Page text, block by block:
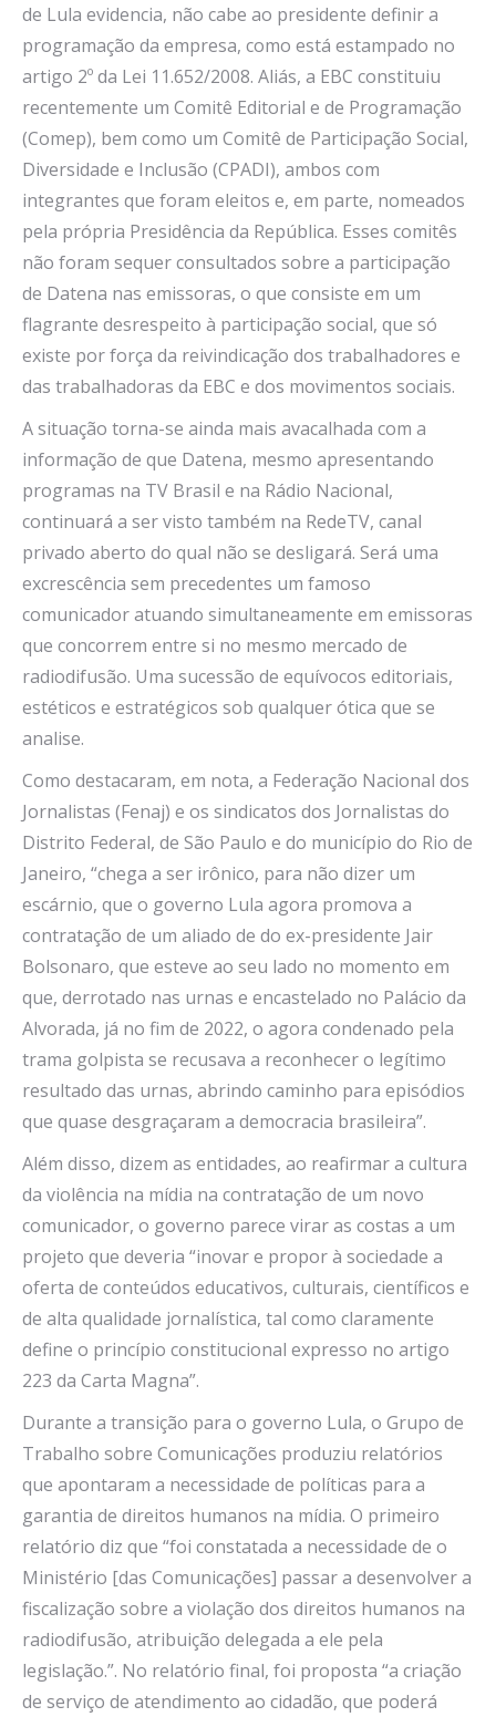
de Lula evidencia, não cabe ao presidente definir a
programação da empresa, como está estampado no
artigo 2º da Lei 11.652/2008. Aliás, a EBC constituiu
recentemente um Comitê Editorial e de Programação
(Comep), bem como um Comitê de Participação Social,
Diversidade e Inclusão (CPADI), ambos com
integrantes que foram eleitos e, em parte, nomeados
pela própria Presidência da República. Esses comitês
não foram sequer consultados sobre a participação
de Datena nas emissoras, o que consiste em um
flagrante desrespeito à participação social, que só
existe por força da reivindicação dos trabalhadores e
das trabalhadoras da EBC e dos movimentos sociais.
A situação torna-se ainda mais avacalhada com a
informação de que Datena, mesmo apresentando
programas na TV Brasil e na Rádio Nacional,
continuará a ser visto também na RedeTV, canal
privado aberto do qual não se desligará. Será uma
excrescência sem precedentes um famoso
comunicador atuando simultaneamente em emissoras
que concorrem entre si no mesmo mercado de
radiodifusão. Uma sucessão de equívocos editoriais,
estéticos e estratégicos sob qualquer ótica que se
analise.
Como destacaram, em nota, a Federação Nacional dos
Jornalistas (Fenaj) e os sindicatos dos Jornalistas do
Distrito Federal, de São Paulo e do município do Rio de
Janeiro, “chega a ser irônico, para não dizer um
escárnio, que o governo Lula agora promova a
contratação de um aliado de do ex-presidente Jair
Bolsonaro, que esteve ao seu lado no momento em
que, derrotado nas urnas e encastelado no Palácio da
Alvorada, já no fim de 2022, o agora condenado pela
trama golpista se recusava a reconhecer o legítimo
resultado das urnas, abrindo caminho para episódios
que quase desgraçaram a democracia brasileira”.
Além disso, dizem as entidades, ao reafirmar a cultura
da violência na mídia na contratação de um novo
comunicador, o governo parece virar as costas a um
projeto que deveria “inovar e propor à sociedade a
oferta de conteúdos educativos, culturais, científicos e
de alta qualidade jornalística, tal como claramente
define o princípio constitucional expresso no artigo
223 da Carta Magna”.
Durante a transição para o governo Lula, o Grupo de
Trabalho sobre Comunicações produziu relatórios
que apontaram a necessidade de políticas para a
garantia de direitos humanos na mídia. O primeiro
relatório diz que “foi constatada a necessidade de o
Ministério [das Comunicações] passar a desenvolver a
fiscalização sobre a violação dos direitos humanos na
radiodifusão, atribuição delegada a ele pela
legislação.”. No relatório final, foi proposta “a criação
de serviço de atendimento ao cidadão, que poderá